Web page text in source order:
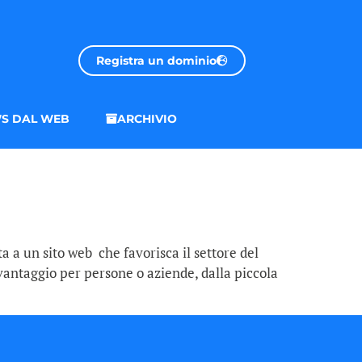
Registra un dominio
DAL WEB ARCHIVIO
a un sito web che favorisca il settore del
per persone o aziende, dalla piccola